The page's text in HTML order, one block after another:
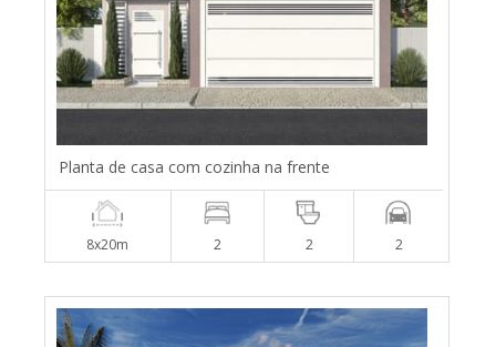
Planta de casa com cozinha na frente
8x20m 2 2 2